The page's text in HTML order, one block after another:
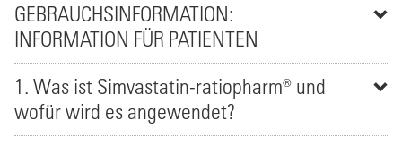
GEBRAUCHSINFORMATION:
INFORMATION FÜR PATIENTEN
1. Was ist Simvastatin-ratiopharm® und
wofür wird es angewendet?